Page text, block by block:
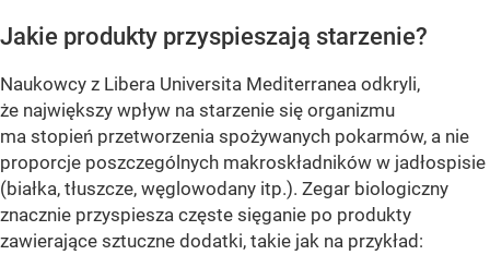
Jakie produkty przyspieszają starzenie?
Naukowcy z Libera Universita Mediterranea odkryli,
że największy wpływ na starzenie się organizmu
ma stopień przetworzenia spożywanych pokarmów, a nie
proporcje poszczególnych makroskładników w jadłospisie
(białka, tłuszcze, węglowodany itp.). Zegar biologiczny
znacznie przyspiesza częste sięganie po produkty
zawierające sztuczne dodatki, takie jak na przykład: